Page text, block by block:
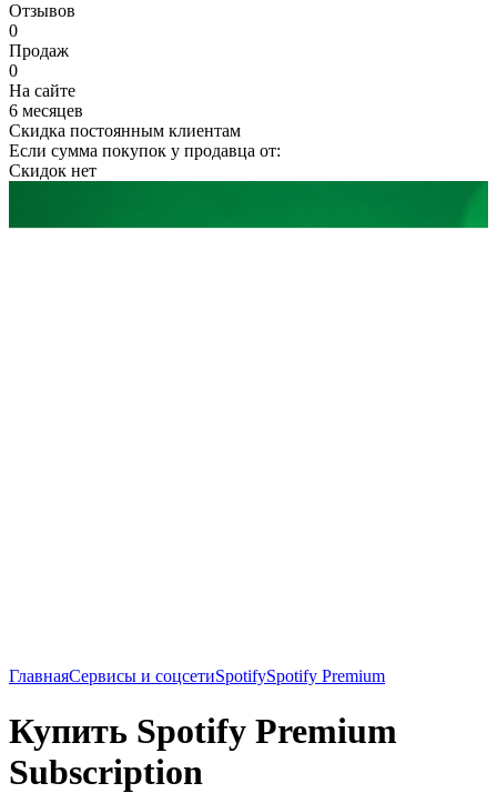
Отзывов
0
Продаж
0
На сайте
6 месяцев
Скидка постоянным клиентам
Если сумма покупок у продавца от:
Скидок нет
ГлавнаяСервисы и соцсетиSpotifySpotify Premium
Купить Spotify Premium
Subscription